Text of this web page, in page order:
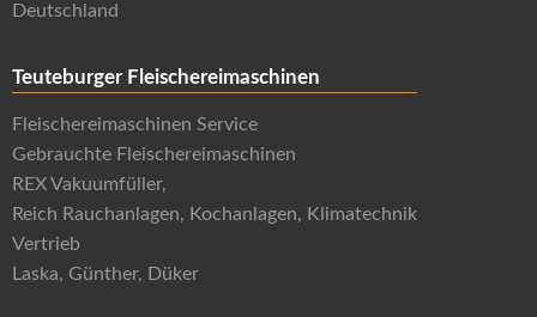
Deutschland
Teuteburger Fleischereimaschinen
Fleischereimaschinen Service
Gebrauchte Fleischereimaschinen
REX Vakuumfüller,
Reich Rauchanlagen, Kochanlagen, Klimatechnik
Vertrieb
Laska, Günther, Düker